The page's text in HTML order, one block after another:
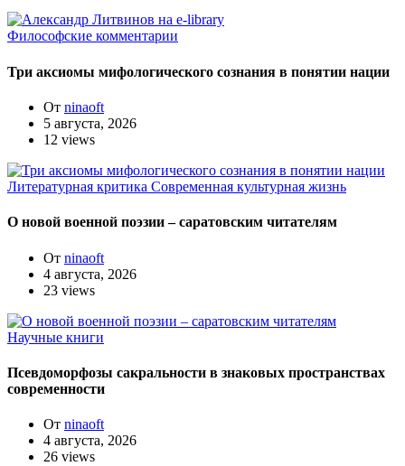
Философские комментарии
Три аксиомы мифологического сознания в понятии нации
От ninaoft
5 августа, 2026
12 views
Литературная критика Современная культурная жизнь
О новой военной поэзии – саратовским читателям
От ninaoft
4 августа, 2026
23 views
Научные книги
Псевдоморфозы сакральности в знаковых пространствах
современности
От ninaoft
4 августа, 2026
26 views